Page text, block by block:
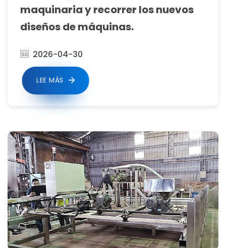
maquinaria y recorrer los nuevos
diseños de máquinas.
2026-04-30
LEE MÁS